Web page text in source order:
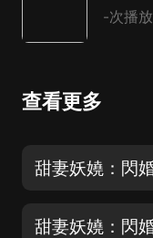
-次播放
查看更多